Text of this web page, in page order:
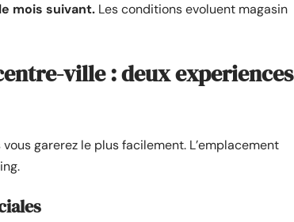
mois suivant. Les conditions evoluent magasin
ville : deux experiences
garerez le plus facilement. L’emplacement